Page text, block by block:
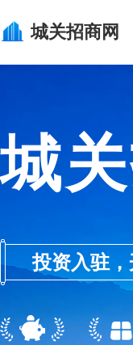
城关招商网
城
投资入驻